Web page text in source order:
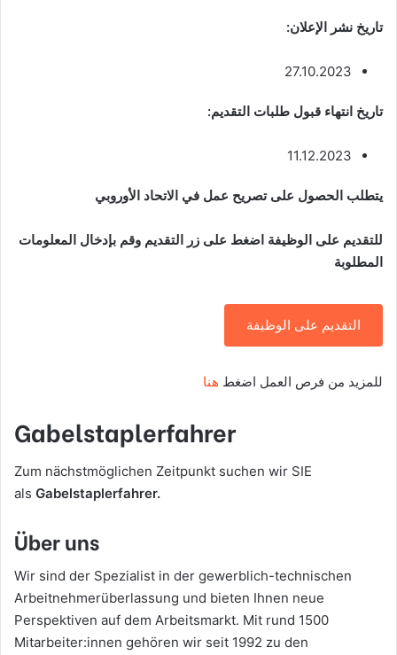
تاريخ نشر الإعلان:
27.10.2023
تاريخ انتهاء قبول طلبات التقديم:
11.12.2023
يتطلب الحصول على تصريح عمل في الاتحاد الأوروبي
للتقديم على الوظيفة اضغط على زر التقديم وقم بإدخال المعلومات
المطلوبة
التقديم على الوظيفة
للمزيد من فرص العمل اضغط هنا
Gabelstaplerfahrer
Zum nächstmöglichen Zeitpunkt suchen wir SIE
als Gabelstaplerfahrer.
Über uns
Wir sind der Spezialist in der gewerblich-technischen
Arbeitnehmerüberlassung und bieten Ihnen neue
Perspektiven auf dem Arbeitsmarkt. Mit rund 1500
Mitarbeiter:innen gehören wir seit 1992 zu den